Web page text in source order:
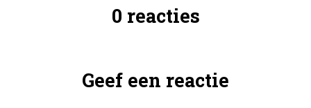
0 reacties
Geef een reactie